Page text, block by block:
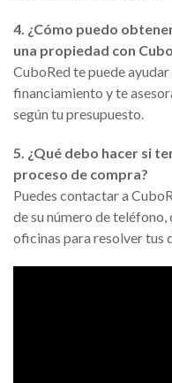
4. ¿Cómo puedo
una propiedad con
CuboRed te puede
financiamiento y te
según tu presupuesto.
5. ¿Qué debo hacer si
proceso de compra?
Puedes contactar a
de su número de
oficinas para resolver tus